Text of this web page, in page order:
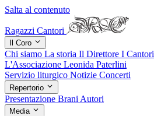
Salta al contenuto
Ragazzi Cantori
Il Coro
Chi siamo La storia Il Direttore I Cantori
L'Associazione Leonida Paterlini
Servizio liturgico Notizie Concerti
Repertorio
Presentazione Brani Autori
Media